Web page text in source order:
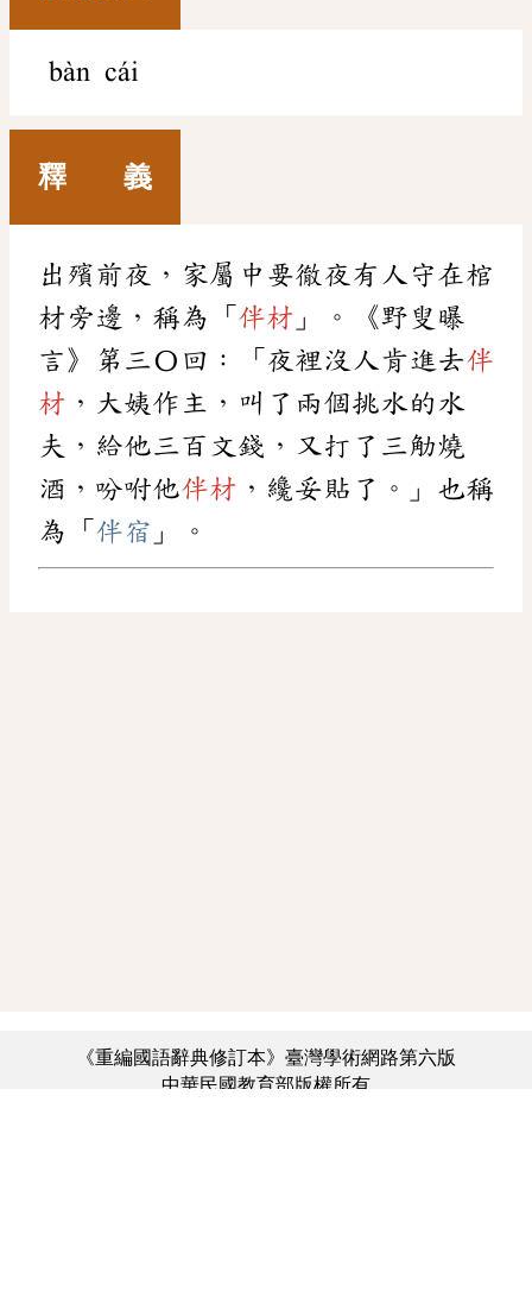
bàn cái
釋 義
出殯前夜，家屬中要徹夜有人守在棺
材旁邊，稱為「 伴材 」。《野叟曝
言》第三〇回：「夜裡沒人肯進去伴
材 ，大姨作主，叫了兩個挑水的水
夫，給他三百文錢，又打了三觔燒
酒，吩咐他伴材 ，纔妥貼了。」也稱
為「 伴宿 」。
《重編國語辭典修訂本》臺灣學術網路第六版
中華民國教育部版權所有